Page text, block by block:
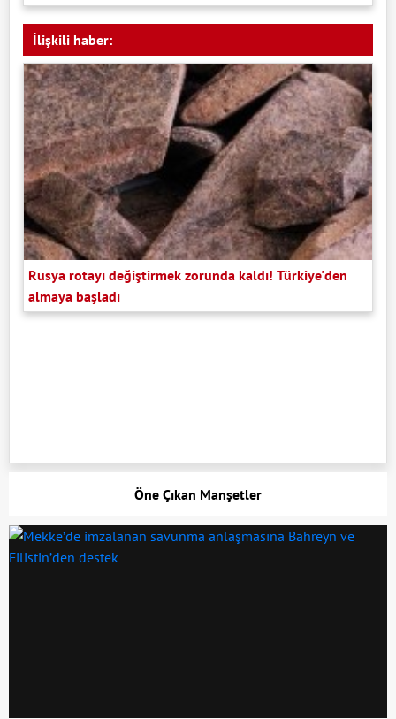
İlişkili haber:
Rusya rotayı değiştirmek zorunda kaldı! Türkiye'den
almaya başladı
Öne Çıkan Manşetler